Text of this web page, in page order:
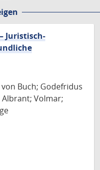
Juristisch-
Buch; Godefridus
Volmar;